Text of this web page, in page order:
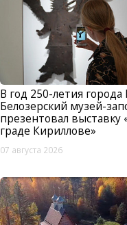
В год 250-летия города
Белозерский музей-
презентовал выставку
граде Кириллове»
07 августа 2026